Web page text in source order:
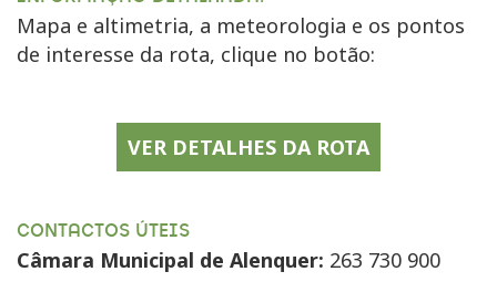
Mapa e altimetria, a meteorologia e os pontos
de interesse da rota, clique no botão:
VER DETALHES DA ROTA
CONTACTOS ÚTEIS
Câmara Municipal de Alenquer: 263 730 900